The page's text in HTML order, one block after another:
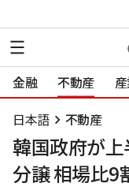
金融 不動産
日本語 不動産
韓国政府が
分譲 相場比9